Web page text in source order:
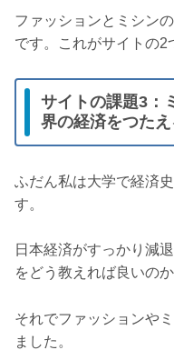
ファッションとミシン
です。これがサイトの2
サイトの課題3：
界の経済をつたえ
ふだん私は大学で経済
す。
日本経済がすっかり減
をどう教えれば良いのか
それでファッションや
ました。